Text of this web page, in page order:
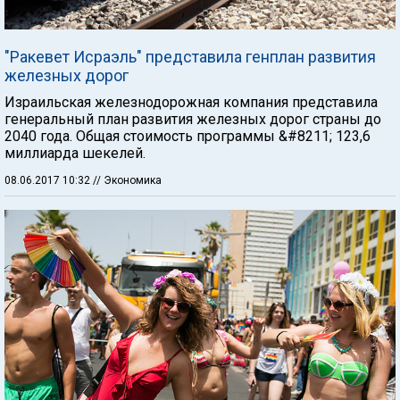
"Ракевет Исраэль" представила генплан развития
железных дорог
Израильская железнодорожная компания представила
генеральный план развития железных дорог страны до
2040 года. Общая стоимость программы &#8211; 123,6
миллиарда шекелей.
08.06.2017 10:32 // Экономика